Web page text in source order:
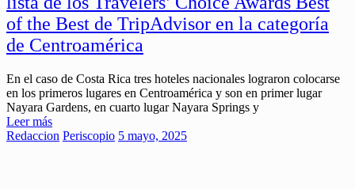
of the Best de TripAdvisor en la categoría
de Centroamérica
En el caso de Costa Rica tres hoteles nacionales lograron colocarse
en los primeros lugares en Centroamérica y son en primer lugar
Nayara Gardens, en cuarto lugar Nayara Springs y
Leer más
Redaccion Periscopio 5 mayo, 2025